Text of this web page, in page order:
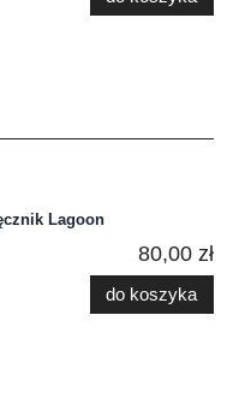
Lagoon
80,00 zł
do koszyka